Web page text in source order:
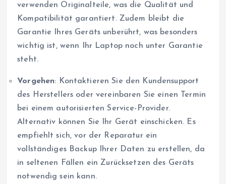
verwenden Originalteile, was die Qualität und
Kompatibilität garantiert. Zudem bleibt die
Garantie Ihres Geräts unberührt, was besonders
wichtig ist, wenn Ihr Laptop noch unter Garantie
steht.
Vorgehen: Kontaktieren Sie den Kundensupport
des Herstellers oder vereinbaren Sie einen Termin
bei einem autorisierten Service-Provider.
Alternativ können Sie Ihr Gerät einschicken. Es
empfiehlt sich, vor der Reparatur ein
vollständiges Backup Ihrer Daten zu erstellen, da
in seltenen Fällen ein Zurücksetzen des Geräts
notwendig sein kann.